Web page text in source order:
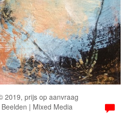
2019, prijs op aanvraag
| Mixed Media